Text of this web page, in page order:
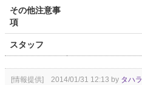
その他注意事
項
スタッフ
[情報提供] 2014/01/31 12:13 by タハラ